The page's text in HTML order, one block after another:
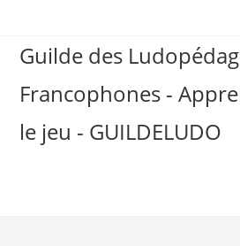
contentGuilde des
Francophones -
le jeu - GUILDELUDO